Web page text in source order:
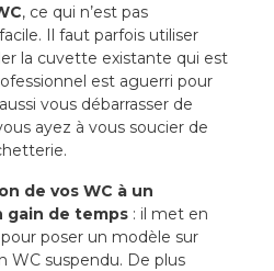
, ce qui n’est pas
Il faut parfois utiliser
la cuvette existante qui est
est aguerri pour
vous débarrasser de
ayez à vous soucier de
de vos WC à un
gain de temps : il met en
poser un modèle sur
WC suspendu. De plus